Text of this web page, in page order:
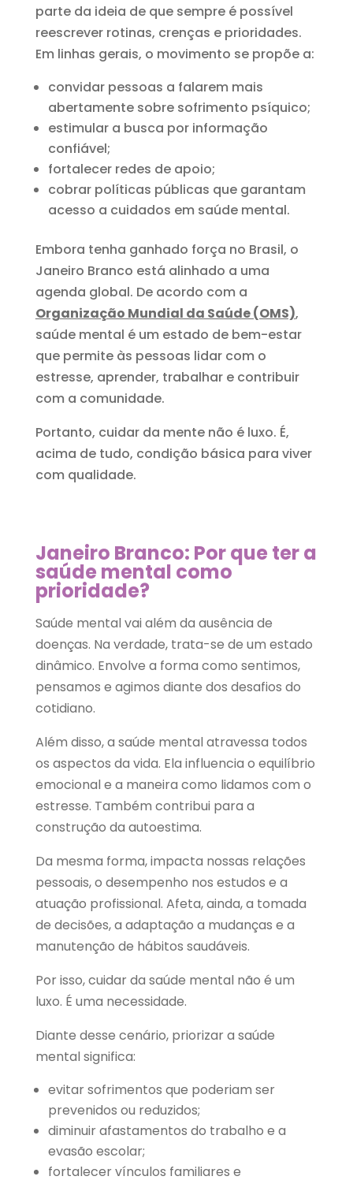
parte da ideia de que sempre é possível
reescrever rotinas, crenças e prioridades.
Em linhas gerais, o movimento se propõe a:
convidar pessoas a falarem mais
abertamente sobre sofrimento psíquico;
estimular a busca por informação
confiável;
fortalecer redes de apoio;
cobrar políticas públicas que garantam
acesso a cuidados em saúde mental.
Embora tenha ganhado força no Brasil, o
Janeiro Branco está alinhado a uma
agenda global. De acordo com a
Organização Mundial da Saúde (OMS),
saúde mental é um estado de bem-estar
que permite às pessoas lidar com o
estresse, aprender, trabalhar e contribuir
com a comunidade.
Portanto, cuidar da mente não é luxo. É,
acima de tudo, condição básica para viver
com qualidade.
Janeiro Branco: Por que ter a
saúde mental como
prioridade?
Saúde mental vai além da ausência de
doenças. Na verdade, trata-se de um estado
dinâmico. Envolve a forma como sentimos,
pensamos e agimos diante dos desafios do
cotidiano.
Além disso, a saúde mental atravessa todos
os aspectos da vida. Ela influencia o equilíbrio
emocional e a maneira como lidamos com o
estresse. Também contribui para a
construção da autoestima.
Da mesma forma, impacta nossas relações
pessoais, o desempenho nos estudos e a
atuação profissional. Afeta, ainda, a tomada
de decisões, a adaptação a mudanças e a
manutenção de hábitos saudáveis.
Por isso, cuidar da saúde mental não é um
luxo. É uma necessidade.
Diante desse cenário, priorizar a saúde
mental significa:
evitar sofrimentos que poderiam ser
prevenidos ou reduzidos;
diminuir afastamentos do trabalho e a
evasão escolar;
fortalecer vínculos familiares e